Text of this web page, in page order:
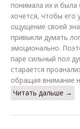
понимала их и
хочется, чтобы его
ощущение своей
привыкли думать
эмоционально.
паре сильный пол
старается
обращая внимание
Читать дальше →